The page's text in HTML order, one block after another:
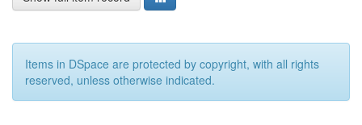
Items in DSpace are protected by copyright, with all rights
reserved, unless otherwise indicated.